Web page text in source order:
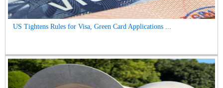
US Tightens Rules for Visa, Green Card Applications ...